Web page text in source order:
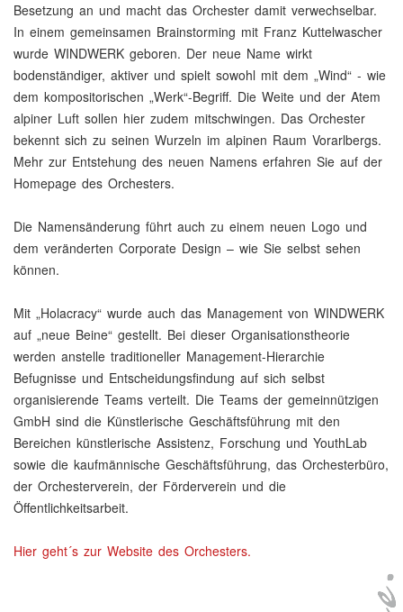
Besetzung an und macht das Orchester damit verwechselbar.
In einem gemeinsamen Brainstorming mit Franz Kuttelwascher
wurde WINDWERK geboren. Der neue Name wirkt
bodenständiger, aktiver und spielt sowohl mit dem „Wind“ - wie
dem kompositorischen „Werk“-Begriff. Die Weite und der Atem
alpiner Luft sollen hier zudem mitschwingen. Das Orchester
bekennt sich zu seinen Wurzeln im alpinen Raum Vorarlbergs.
Mehr zur Entstehung des neuen Namens erfahren Sie auf der
Homepage des Orchesters.
Die Namensänderung führt auch zu einem neuen Logo und
dem veränderten Corporate Design – wie Sie selbst sehen
können.
Mit „Holacracy“ wurde auch das Management von WINDWERK
auf „neue Beine“ gestellt. Bei dieser Organisationstheorie
werden anstelle traditioneller Management-Hierarchie
Befugnisse und Entscheidungsfindung auf sich selbst
organisierende Teams verteilt. Die Teams der gemeinnützigen
GmbH sind die Künstlerische Geschäftsführung mit den
Bereichen künstlerische Assistenz, Forschung und YouthLab
sowie die kaufmännische Geschäftsführung, das Orchesterbüro,
der Orchesterverein, der Förderverein und die
Öffentlichkeitsarbeit.
Hier geht´s zur Website des Orchesters.